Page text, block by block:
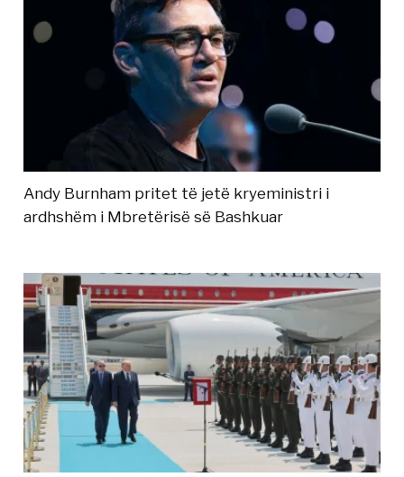
Andy Burnham pritet të jetë kryeministri i
ardhshëm i Mbretërisë së Bashkuar